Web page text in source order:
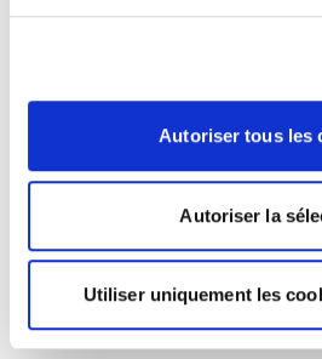
Autoriser tous les
Autoriser la
Utiliser uniquement les